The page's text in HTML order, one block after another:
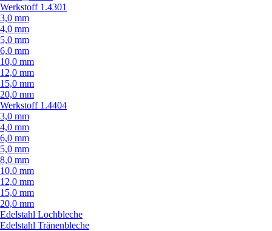
Werkstoff 1.4301
3,0 mm
4,0 mm
5,0 mm
6,0 mm
10,0 mm
12,0 mm
15,0 mm
20,0 mm
Werkstoff 1.4404
3,0 mm
4,0 mm
6,0 mm
5,0 mm
8,0 mm
10,0 mm
12,0 mm
15,0 mm
20,0 mm
Edelstahl Lochbleche
Edelstahl Tränenbleche